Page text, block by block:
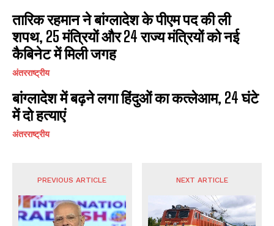
तारिक रहमान ने बांग्लादेश के पीएम पद की ली
शपथ, 25 मंत्रियों और 24 राज्य मंत्रियों को नई
कैबिनेट में मिली जगह
अंतरराष्ट्रीय
​बांग्लादेश में बढ़ने लगा हिंदुओं का कत्लेआम, 24 घंटे
में दो हत्याएं
अंतरराष्ट्रीय
PREVIOUS ARTICLE NEXT ARTICLE